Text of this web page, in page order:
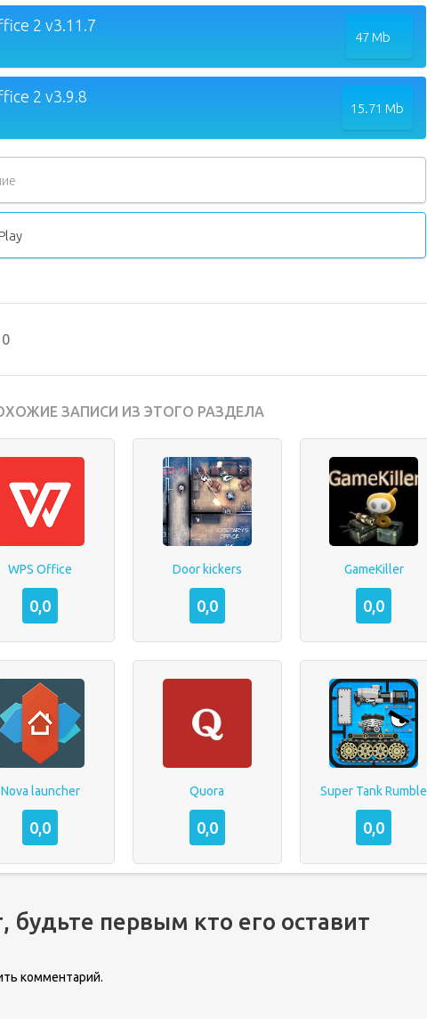
2 v3.11.7
47 Mb
2 v3.9.8
15.71 Mb
0
ЗАПИСИ ИЗ ЭТОГО РАЗДЕЛА
WPS Office
0,0
Door kickers
0,0
GameKiller
0,0
Nova launcher
0,0
Quora
0,0
Super Tank Rumble
0,0
будьте первым кто его оставит
комментарий.